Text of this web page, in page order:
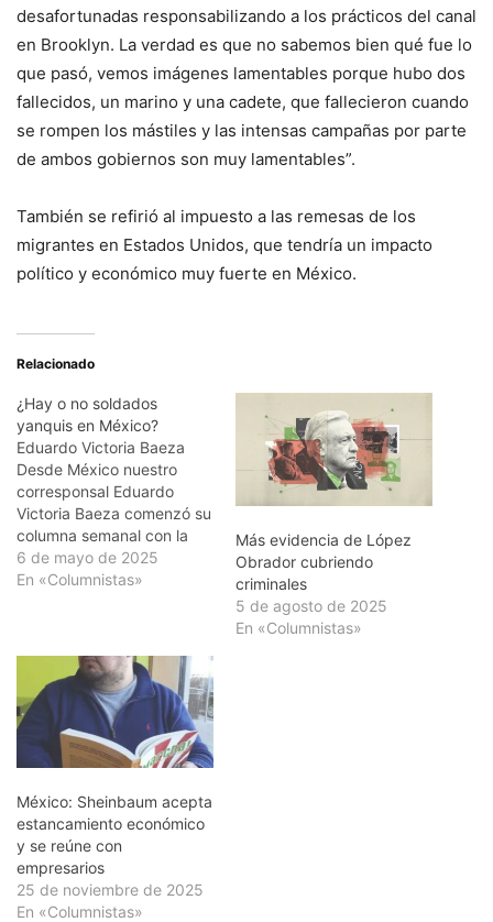
desafortunadas responsabilizando a los prácticos del canal
en Brooklyn. La verdad es que no sabemos bien qué fue lo
que pasó, vemos imágenes lamentables porque hubo dos
fallecidos, un marino y una cadete, que fallecieron cuando
se rompen los mástiles y las intensas campañas por parte
de ambos gobiernos son muy lamentables”.
También se refirió al impuesto a las remesas de los
migrantes en Estados Unidos, que tendría un impacto
político y económico muy fuerte en México.
Relacionado
¿Hay o no soldados
yanquis en México?
Eduardo Victoria Baeza
Desde México nuestro
corresponsal Eduardo
Victoria Baeza comenzó su
columna semanal con la
pregunta “¿Hay o no hay
soldados yanquis en
tema y que “el gobierno de
Claudia Sheinbaum, no…
6 de mayo de 2025
En «Columnistas»
Más evidencia de López
Obrador cubriendo
criminales
5 de agosto de 2025
En «Columnistas»
México: Sheinbaum acepta
estancamiento económico
y se reúne con
empresarios
25 de noviembre de 2025
En «Columnistas»